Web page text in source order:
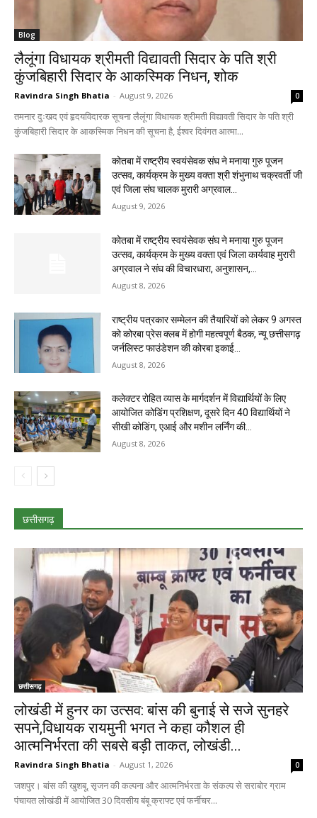
Blog
लैलूंगा विधायक श्रीमती विद्यावती सिदार के पति श्री
कुंजबिहारी सिदार के आकस्मिक निधन, शोक
Ravindra Singh Bhatia - August 9, 2026 0
तमनार दुःखद एवं हृदयविदारक सूचना लैलूंगा विधायक श्रीमती विद्यावती सिदार के पति श्री
कुंजबिहारी सिदार के आकस्मिक निधन की सूचना है, ईश्वर दिवंगत आत्मा...
कोतबा में राष्ट्रीय स्वयंसेवक संघ ने मनाया गुरु पूजन
उत्सव, कार्यक्रम के मुख्य वक्ता श्री शंभुनाथ चक्रवर्ती जी
एवं जिला संघ चालक मुरारी अग्रवाल...
August 9, 2026
कोतबा में राष्ट्रीय स्वयंसेवक संघ ने मनाया गुरु पूजन
उत्सव, कार्यक्रम के मुख्य वक्ता एवं जिला कार्यवाह मुरारी
अग्रवाल ने संघ की विचारधारा, अनुशासन,...
August 8, 2026
राष्ट्रीय पत्रकार सम्मेलन की तैयारियों को लेकर 9 अगस्त
को कोरबा प्रेस क्लब में होगी महत्वपूर्ण बैठक, न्यू छत्तीसगढ़
जर्नलिस्ट फाउंडेशन की कोरबा इकाई...
August 8, 2026
कलेक्टर रोहित व्यास के मार्गदर्शन में विद्यार्थियों के लिए
आयोजित कोडिंग प्रशिक्षण, दूसरे दिन 40 विद्यार्थियों ने
सीखी कोडिंग, एआई और मशीन लर्निंग की...
August 8, 2026
छत्तीसगढ़
छत्तीसगढ़
लोखंडी में हुनर का उत्सव: बांस की बुनाई से सजे सुनहरे
सपने,विधायक रायमुनी भगत ने कहा कौशल ही
आत्मनिर्भरता की सबसे बड़ी ताकत, लोखंडी...
Ravindra Singh Bhatia - August 1, 2026 0
जशपुर। बांस की खुशबू, सृजन की कल्पना और आत्मनिर्भरता के संकल्प से सराबोर ग्राम
पंचायत लोखंडी में आयोजित 30 दिवसीय बंबू क्राफ्ट एवं फर्नीचर...